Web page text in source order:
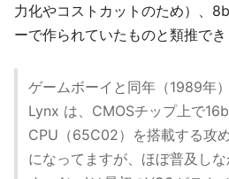
力化やコストカットのため）、
ーで作られていたものと類推でき
ゲームボーイと同年（1989年
Lynx は、CMOSチップ上で
CPU（65C02）を搭載する攻
になってますが、ほぼ普及し